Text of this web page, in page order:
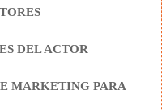
DEL ACTOR
MARKETING PARA